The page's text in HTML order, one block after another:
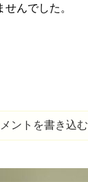
んでした。
ントを書き込む